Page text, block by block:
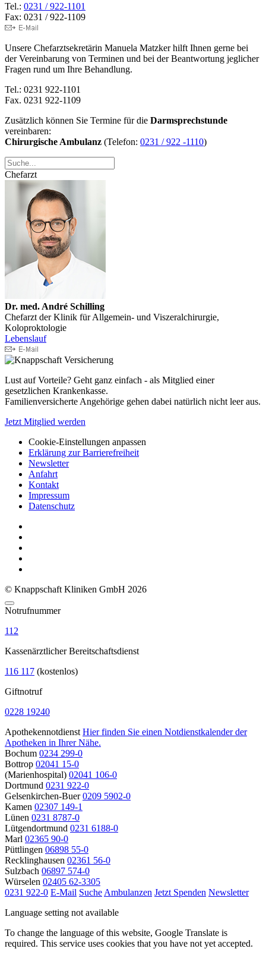
Tel.: 0231 / 922-1101
Fax: 0231 / 922-1109
Unsere Chefarztsekretärin Manuela Matzker hilft Ihnen gerne bei
der Vereinbarung von Terminen und bei der Beantwortung jeglicher
Fragen rund um Ihre Behandlung.
Tel.: 0231 922-1101
Fax. 0231 922-1109
Zusätzlich können Sie Termine für die Darmsprechstunde
vereinbaren:
Chirurgische Ambulanz (Telefon: 0231 / 922 -1110)
Chefarzt
Dr. med. André Schilling
Chefarzt der Klinik für Allgemein- und Viszeralchirurgie,
Koloproktologie
Lebenslauf
Lust auf Vorteile? Geht ganz einfach - als Mitglied einer
gesetzlichen Krankenkasse.
Familienversicherte Angehörige gehen dabei natürlich nicht leer aus.
Jetzt Mitglied werden
Cookie-Einstellungen anpassen
Erklärung zur Barrierefreiheit
Newsletter
Anfahrt
Kontakt
Impressum
Datenschutz
© Knappschaft Kliniken GmbH 2026
Notrufnummer
112
Kassenärztlicher Bereitschaftsdienst
116 117 (kostenlos)
Giftnotruf
0228 19240
Apothekennotdienst Hier finden Sie einen Notdienstkalender der
Apotheken in Ihrer Nähe.
Bochum 0234 299-0
Bottrop 02041 15-0
(Marienhospital) 02041 106-0
Dortmund 0231 922-0
Gelsenkirchen-Buer 0209 5902-0
Kamen 02307 149-1
Lünen 0231 8787-0
Lütgendortmund 0231 6188-0
Marl 02365 90-0
Püttlingen 06898 55-0
Recklinghausen 02361 56-0
Sulzbach 06897 574-0
Würselen 02405 62-3305
0231 922-0 E-Mail Suche Ambulanzen Jetzt Spenden Newsletter
Language setting not available
To change the language of this website, Google Translate is
required. This service uses cookies that you have not yet accepted.